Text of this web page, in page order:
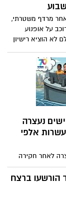
הוצהר כי נועדה
לבית הכנסת
לאחר מרדף משטרתי,
על אופנוע
לא הוציא רישיון
להתפנות
על השוטרים...
נעצרה
אלפי
אשדוד בת 54 נעצרה לאחר חקירה
החקירה נבדקה
במשך שמונה
גנבה מהם
הורשעו ברצח